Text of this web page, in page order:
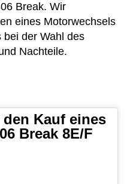
Break. Wir
eines Motorwechsels
bei der Wahl des
Nachteile.
Kauf eines
Break 8E/F